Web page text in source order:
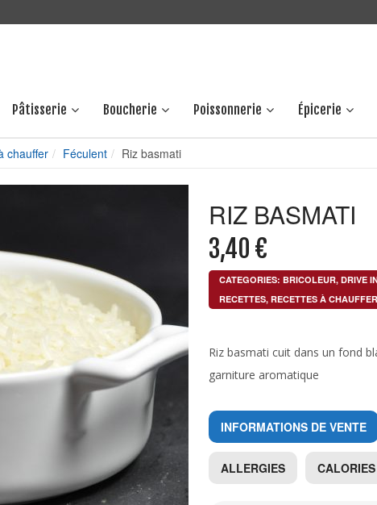
Pâtisserie Boucherie Poissonnerie Épicerie
chauffer Féculent Riz basmati
RIZ BASMATI
3,40 €
CATEGORIES: BRICOLEUR, DRIVE
RECETTES, RECETTES À CHAUFFER
Riz basmati cuit dans un fond
garniture aromatique
INFORMATIONS DE VENTE
ALLERGIES CALORIES